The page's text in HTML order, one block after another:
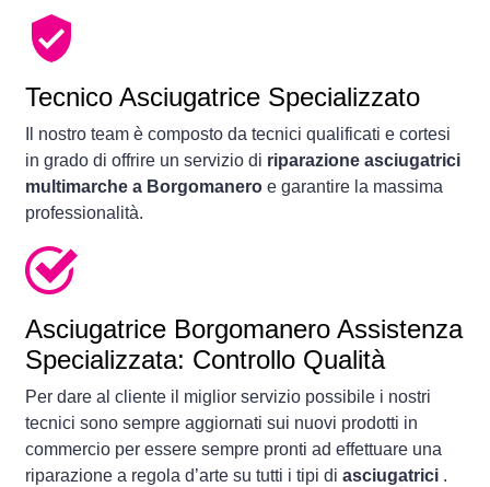
Tecnico Asciugatrice Specializzato
Il nostro team è composto da tecnici qualificati e cortesi
in grado di offrire un servizio di riparazione asciugatrici
multimarche a Borgomanero e garantire la massima
professionalità.
Asciugatrice Borgomanero Assistenza
Specializzata: Controllo Qualità
Per dare al cliente il miglior servizio possibile i nostri
tecnici sono sempre aggiornati sui nuovi prodotti in
commercio per essere sempre pronti ad effettuare una
riparazione a regola d’arte su tutti i tipi di asciugatrici .